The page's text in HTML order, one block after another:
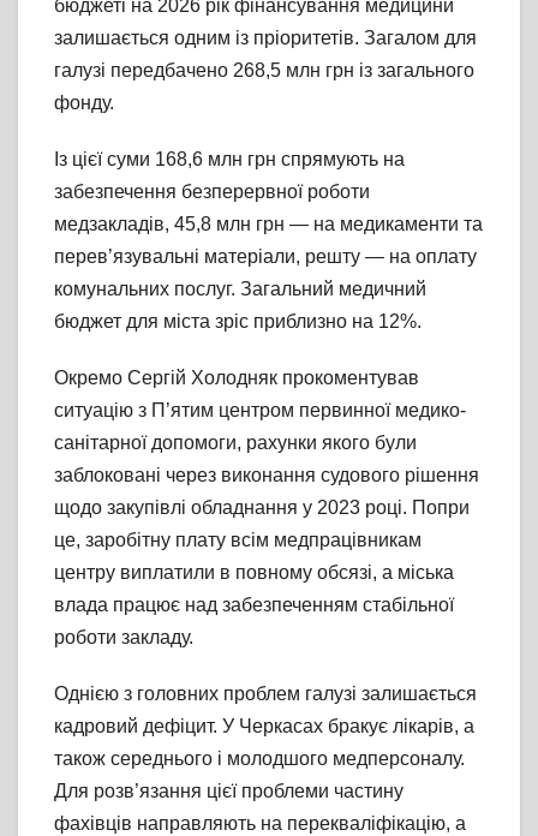
бюджеті на 2026 рік фінансування медицини
залишається одним із пріоритетів. Загалом для
галузі передбачено 268,5 млн грн із загального
фонду.
Із цієї суми 168,6 млн грн спрямують на
забезпечення безперервної роботи
медзакладів, 45,8 млн грн — на медикаменти та
перев’язувальні матеріали, решту — на оплату
комунальних послуг. Загальний медичний
бюджет для міста зріс приблизно на 12%.
Окремо Сергій Холодняк прокоментував
ситуацію з П’ятим центром первинної медико-
санітарної допомоги, рахунки якого були
заблоковані через виконання судового рішення
щодо закупівлі обладнання у 2023 році. Попри
це, заробітну плату всім медпрацівникам
центру виплатили в повному обсязі, а міська
влада працює над забезпеченням стабільної
роботи закладу.
Однією з головних проблем галузі залишається
кадровий дефіцит. У Черкасах бракує лікарів, а
також середнього і молодшого медперсоналу.
Для розв’язання цієї проблеми частину
фахівців направляють на перекваліфікацію, а